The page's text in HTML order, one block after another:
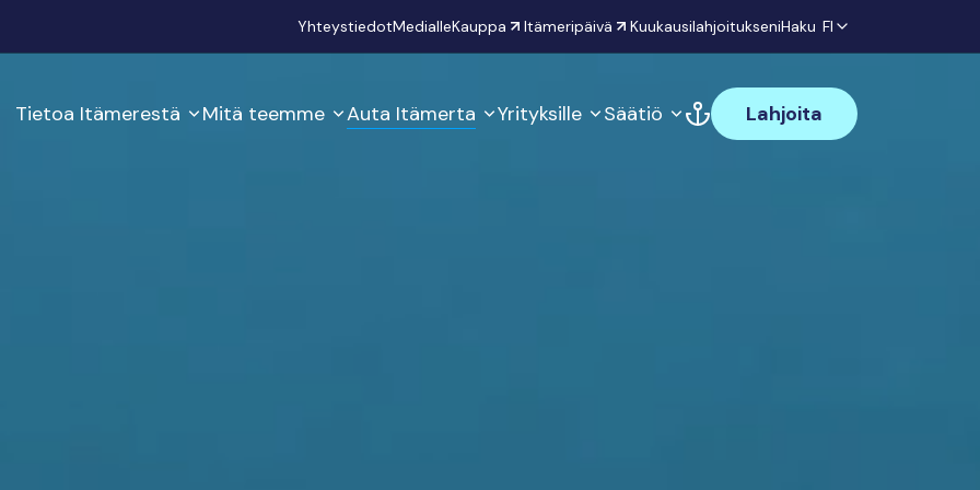
YhteystiedotMedialleKauppa Itämeripäivä KuukausilahjoitukseniHaku FI
Tietoa Itämerestä Mitä teemme Auta Itämerta Yrityksille Säätiö Lahjoita